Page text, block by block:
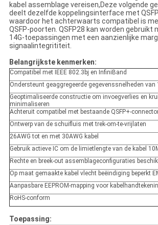
kabel assemblage vereisen,Deze volgende
deelt dezelfde koppelingsinterface met
waardoor het achterwaarts compatibel is
QSFP-poorten. QSFP28 kan worden gebruikt
14G-toepassingen met een aanzienlijke
signaalintegrititeit.
Belangrijkste kenmerken:
Compatibel met IEEE 802.3bj en InfiniBand
Ondersteunt geaggregeerde gegevenssnelheden van
Geoptimaliseerde constructie om invoegverlies en
minimaliseren
Achteruit compatibel met bestaande QSFP+-
Ontwerp van de schuifluis met trek-om-te-vrijlaten
26AWG tot en met 30AWG kabel
Gebruik actieve IC om de limietlengte van de kabel
Rechte en breek-out assemblageconfiguraties
Op maat gemaakte kabel vlecht beëindiging beperkt
Aanpasbare EEPROM-mapping voor
RoHS-conform
Toepassing: